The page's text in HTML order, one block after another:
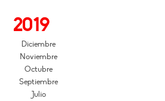
2019
Diciembre
Noviembre
Octubre
Septiembre
Julio